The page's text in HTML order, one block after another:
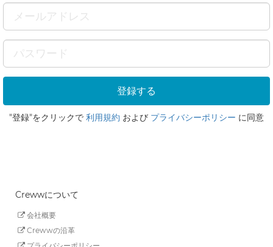
"登録"をクリックで 利用規約 および プライバシーポリシー に同意
Crewwについて
会社概要
Crewwの沿革